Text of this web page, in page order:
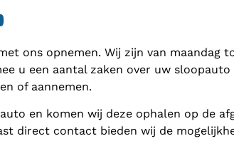
ons opnemen. Wij zijn van maandag
u een aantal zaken over uw
of aannemen.
en komen wij deze ophalen op de
direct contact bieden wij de